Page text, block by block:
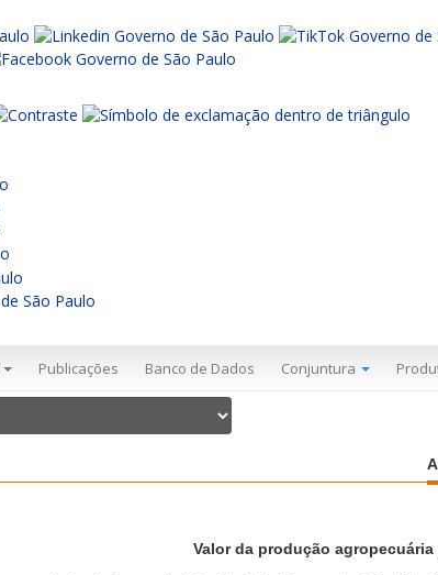
Publicações Banco de Dados Conjuntura
Valor da produção